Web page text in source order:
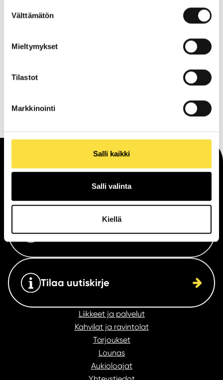
valinta
Välttämätön
Mieltymykset
Tilastot
Markkinointi
Salli kaikki
Salli valinta
Kiellä
Su: 12:00-
Poikkeusaukioloajat
Saapuminen
Katso aukioloajat
Tilaa uutiskirje
Liikkeet ja palvelut
Kahvilat ja ravintolat
Tarjoukset
Lounas
Aukioloajat